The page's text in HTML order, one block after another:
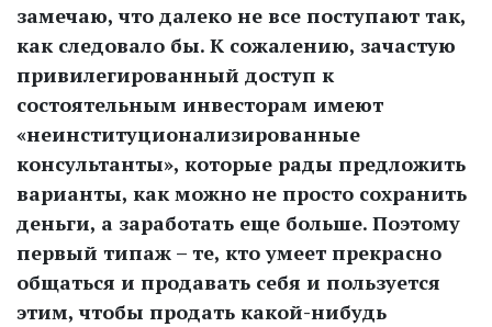
замечаю, что далеко не все поступают так,
как следовало бы. К сожалению, зачастую
привилегированный доступ к
состоятельным инвесторам имеют
«неинституционализированные
консультанты», которые рады предложить
варианты, как можно не просто сохранить
деньги, а заработать еще больше. Поэтому
первый типаж – те, кто умеет прекрасно
общаться и продавать себя и пользуется
этим, чтобы продать какой-нибудь